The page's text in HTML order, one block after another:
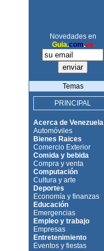
Novedades en
Guia.com.ve
Temas
PRINCIPAL
Acerca de Venezuela
Automóviles
Bienes Raices
Comercio Exterior
Comida y bebida
Compra y venta
Computación
Cultura y arte
Deportes
Economía y finanzas
Educación
Emergencias
Empleo y trabajo
Empresas
Entretenimiento
Eventos y fiestas